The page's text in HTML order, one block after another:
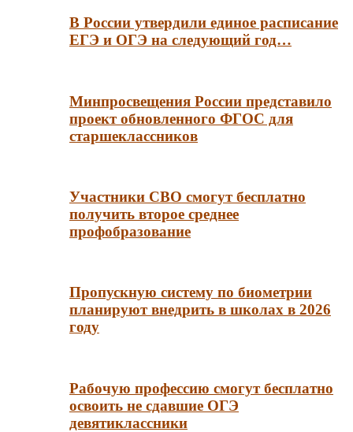
В России утвердили единое расписание
ЕГЭ и ОГЭ на следующий год…
Минпросвещения России представило
проект обновленного ФГОС для
старшеклассников
Участники СВО смогут бесплатно
получить второе среднее
профобразование
Пропускную систему по биометрии
планируют внедрить в школах в 2026
году
Рабочую профессию смогут бесплатно
освоить не сдавшие ОГЭ
девятиклассники